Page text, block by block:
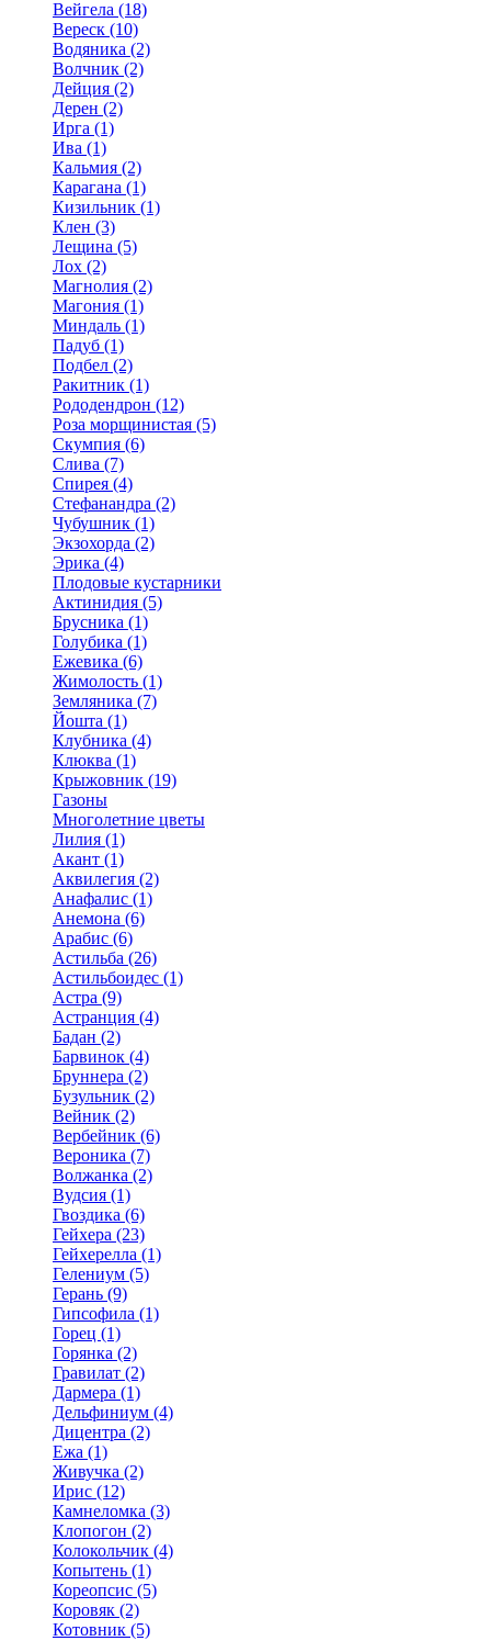
Вейгела (18)
Вереск (10)
Водяника (2)
Волчник (2)
Дейция (2)
Дерен (2)
Ирга (1)
Ива (1)
Кальмия (2)
Карагана (1)
Кизильник (1)
Клен (3)
Лещина (5)
Лох (2)
Магнолия (2)
Магония (1)
Миндаль (1)
Падуб (1)
Подбел (2)
Ракитник (1)
Рододендрон (12)
Роза морщинистая (5)
Скумпия (6)
Слива (7)
Спирея (4)
Стефанандра (2)
Чубушник (1)
Экзохорда (2)
Эрика (4)
Плодовые кустарники
Актинидия (5)
Брусника (1)
Голубика (1)
Ежевика (6)
Жимолость (1)
Земляника (7)
Йошта (1)
Клубника (4)
Клюква (1)
Крыжовник (19)
Газоны
Многолетние цветы
Лилия (1)
Акант (1)
Аквилегия (2)
Анафалис (1)
Анемона (6)
Арабис (6)
Астильба (26)
Астильбоидес (1)
Астра (9)
Астранция (4)
Бадан (2)
Барвинок (4)
Бруннера (2)
Бузульник (2)
Вейник (2)
Вербейник (6)
Вероника (7)
Волжанка (2)
Вудсия (1)
Гвоздика (6)
Гейхера (23)
Гейхерелла (1)
Гелениум (5)
Герань (9)
Гипсофила (1)
Горец (1)
Горянка (2)
Гравилат (2)
Дармера (1)
Дельфиниум (4)
Дицентра (2)
Ежа (1)
Живучка (2)
Ирис (12)
Камнеломка (3)
Клопогон (2)
Колокольчик (4)
Копытень (1)
Кореопсис (5)
Коровяк (2)
Котовник (5)